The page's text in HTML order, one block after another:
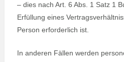
– dies nach Art. 6 Abs. 1 Satz 1
Erfüllung eines
Person erforderlich ist.
In anderen Fällen werden